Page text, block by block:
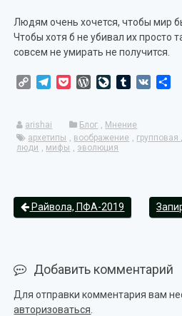
Людям очень хочется, чтобы мир
Чтобы хотя б не убивал их просто
совсем не умирать не получится.
Copy TelegramPocketWordPress
LiveJournal
Tumblr
VK
arishai Блог , Мнение
архетипы , воображение ,
люди , мифы , эволюция
Райвола, ПФА-2019
Добавить комментарий
Для отправки комментария вам
авторизоваться